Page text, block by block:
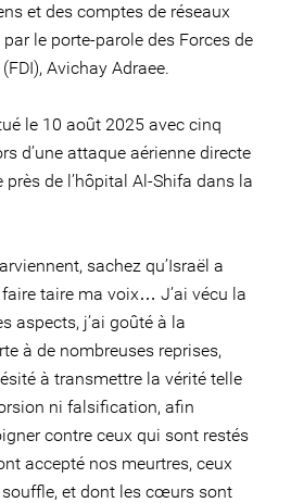
et des comptes de réseaux
le porte-parole des Forces de
Avichay Adraee.
le 10 août 2025 avec cinq
d’une attaque aérienne directe
près de l’hôpital Al-Shifa dans la
sachez qu’Israël a
taire ma voix… J’ai vécu la
aspects, j’ai goûté à la
à de nombreuses reprises,
à transmettre la vérité telle
ni falsification, afin
contre ceux qui sont restés
accepté nos meurtres, ceux
et dont les cœurs sont